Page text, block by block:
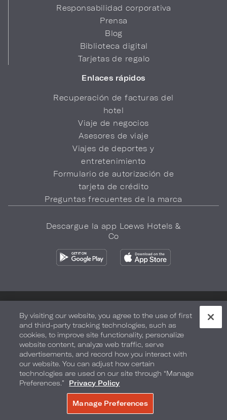
Responsabilidad corporativa
Prensa
Blog
Biblioteca digital
Tarjetas de regalo
Enlaces rápidos
Recuperación de facturas del
hotel
Viaje de negocios
Asesores de viaje
Viajes de deportes y
entretenimiento
Formulario de autorización de
tarjeta de crédito
Preguntas frecuentes de la marca
Descargue la app Loews Hotels &
Co
Seguridad y bienestar Términos de Uso Accesibilidad
Mapa del sitio Sus opciones de privacidad
DERECHOS DE AUTOR 2026.LOEWS HOTELS & CO
By visiting our website, you agree to the use of first
and third-party tracking technologies, such as
cookies, to improve site functionality, personalize
website content, analyze web traffic, serve
advertisements, and record how you interact with
our website. You can adjust how certain
technologies are used on our site through “Manage
Preferences.”
Privacy Policy
Manage Preferences